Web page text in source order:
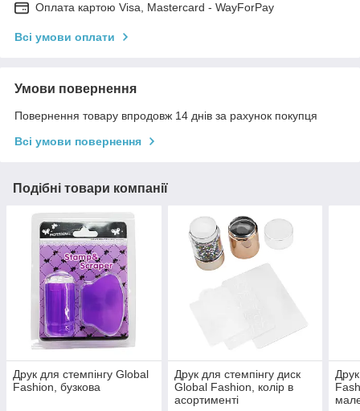
Оплата картою Visa, Mastercard - WayForPay
Всі умови оплати
Умови повернення
Повернення товару впродовж 14 днів за рахунок покупця
Всі умови повернення
Подібні товари компанії
Друк для стемпінгу Global
Fashion, бузкова
Друк для стемпінгу диск
Global Fashion, колір в
асортименті